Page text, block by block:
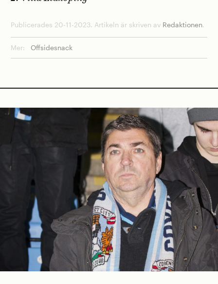
Publicerades 20-11-2023. Artikeln är skriven av Redaktionen.
Mer: Offsidesnack